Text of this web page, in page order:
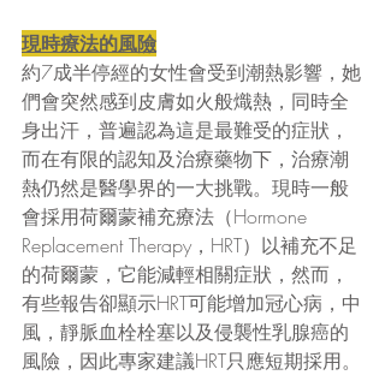
現時療法的風險
約7成半停經的女性會受到潮熱影響，她
們會突然感到皮膚如火般熾熱，同時全
身出汗，普遍認為這是最難受的症狀，
而在有限的認知及治療藥物下，治療潮
熱仍然是醫學界的一大挑戰。現時一般
會採用荷爾蒙補充療法（Hormone
Replacement Therapy，HRT）以補充不足
的荷爾蒙，它能減輕相關症狀，然而，
有些報告卻顯示HRT可能增加冠心病，中
風，靜脈血栓栓塞以及侵襲性乳腺癌的
風險，因此專家建議HRT只應短期採用。